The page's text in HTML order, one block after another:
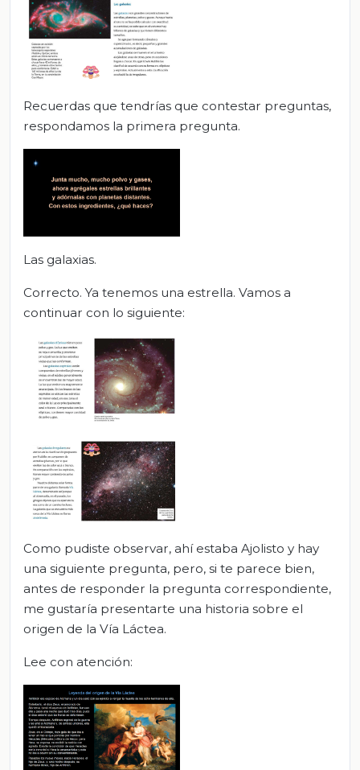
Recuerdas que tendrías que contestar preguntas,
respondamos la primera pregunta.
Las galaxias.
Correcto. Ya tenemos una estrella. Vamos a
continuar con lo siguiente:
Como pudiste observar, ahí estaba Ajolisto y hay
una siguiente pregunta, pero, si te parece bien,
antes de responder la pregunta correspondiente,
me gustaría presentarte una historia sobre el
origen de la Vía Láctea.
Lee con atención: